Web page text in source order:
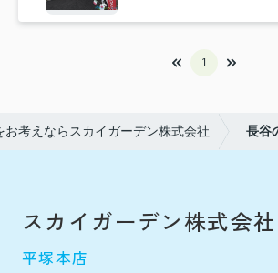
1
お考えならスカイガーデン株式会社 長谷
スカイガーデン株式会社
平塚本店